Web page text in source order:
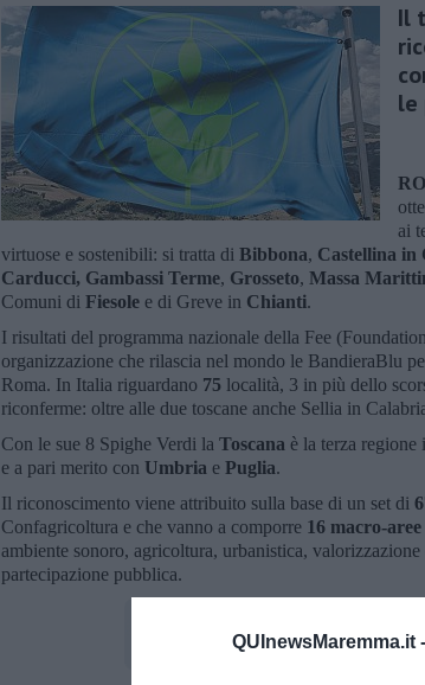
QUInewsMaremma.it -
Il
le
ai
virtuose e sostenibili: si tratta di Bibbona, Castellina in
Carducci, Gambassi Terme, Grosseto, Massa
Comuni di Fiesole e di Greve in Chianti.
I risultati del programma nazionale della Fee
organizzazione che rilascia nel mondo le BandieraBlu
Roma. In Italia riguardano 75 località, 3 in più dello
riconferme: oltre alle due toscane anche Sellia in
Con le sue 8 Spighe Verdi la Toscana è la terza
e a pari merito con Umbria e Puglia.
Il riconoscimento viene attribuito sulla base di un set di
Confagricoltura e che vanno a comporre 16 macro-aree
ambiente sonoro, agricoltura, urbanistica,
partecipazione pubblica.